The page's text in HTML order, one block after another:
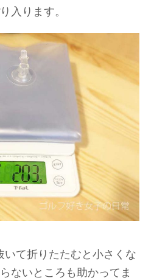
入ります。
て折りたたむと小さくな
ないところも助かってま